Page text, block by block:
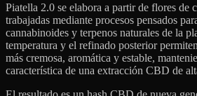
Piatella 2.0 se elabora a partir de flores de
trabajadas mediante procesos pensados
cannabinoides y terpenos naturales de la
temperatura y el refinado posterior
más cremosa, aromática y estable,
característica de una extracción CBD de